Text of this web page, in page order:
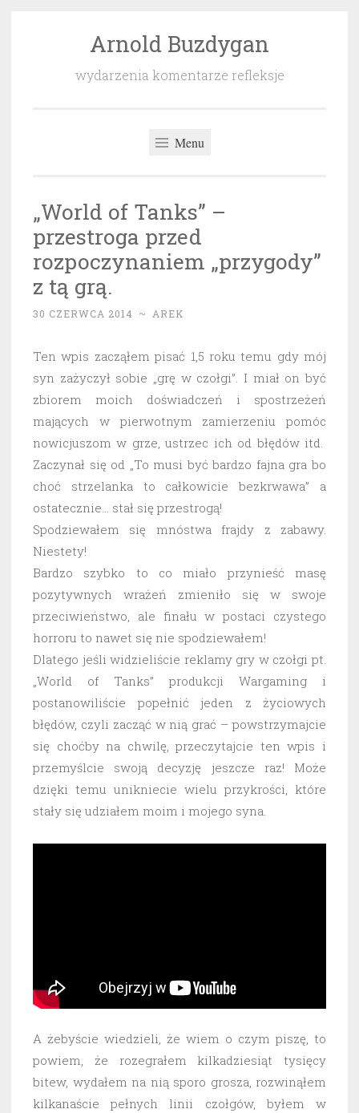
Arnold Buzdygan
wydarzenia komentarze refleksje
Menu
„World of Tanks” –
przestroga przed
rozpoczynaniem „przygody”
z tą grą.
30 CZERWCA 2014 ~ AREK
Ten wpis zacząłem pisać 1,5 roku temu gdy mój
syn zażyczył sobie „grę w czołgi”. I miał on być
zbiorem moich doświadczeń i spostrzeżeń
mających w pierwotnym zamierzeniu pomóc
nowicjuszom w grze, ustrzec ich od błędów itd.
Zaczynał się od „To musi być bardzo fajna gra bo
choć strzelanka to całkowicie bezkrwawa” a
ostatecznie… stał się przestrogą!
Spodziewałem się mnóstwa frajdy z zabawy.
Niestety!
Bardzo szybko to co miało przynieść masę
pozytywnych wrażeń zmieniło się w swoje
przeciwieństwo, ale finału w postaci czystego
horroru to nawet się nie spodziewałem!
Dlatego jeśli widzieliście reklamy gry w czołgi pt.
„World of Tanks” produkcji Wargaming i
postanowiliście popełnić jeden z życiowych
błędów, czyli zacząć w nią grać – powstrzymajcie
się choćby na chwilę, przeczytajcie ten wpis i
przemyślcie swoją decyzję jeszcze raz! Może
dzięki temu unikniecie wielu przykrości, które
stały się udziałem moim i mojego syna.
A żebyście wiedzieli, że wiem o czym piszę, to
powiem, że rozegrałem kilkadziesiąt tysięcy
bitew, wydałem na nią sporo grosza, rozwinąłem
kilkanaście pełnych linii czołgów, byłem w